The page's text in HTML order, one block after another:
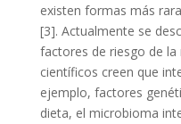
existen formas más
[3]. Actualmente se
factores de riesgo de la
científicos creen que
ejemplo, factores
dieta, el microbioma